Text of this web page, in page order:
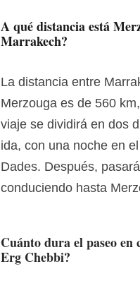
A qué distancia está
Marrakech?
La distancia entre
Merzouga es de 560
viaje se dividirá en dos
ida, con una noche en
Dades. Después,
conduciendo hasta
Cuánto dura el paseo en
Erg Chebbi?